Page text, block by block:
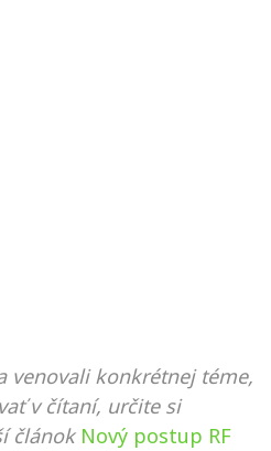
venovali konkrétnej téme,
v čítaní, určite si
článok Nový postup RF